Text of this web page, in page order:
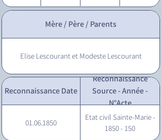
Mère / Père / Parents
Elise Lescourant et Modeste Lescourant
Reconnaissance Date
Reconnaissance
Source - Année -
N°Acte
01.06.1850
Etat civil Sainte-Marie -
1850 - 150